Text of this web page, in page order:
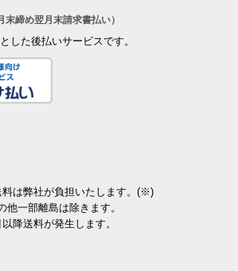
末締め翌月末請求書払い）
した後払いサービスです。
は弊社が負担いたします。(※)
一部離島は除きます。
降送料が発生します。